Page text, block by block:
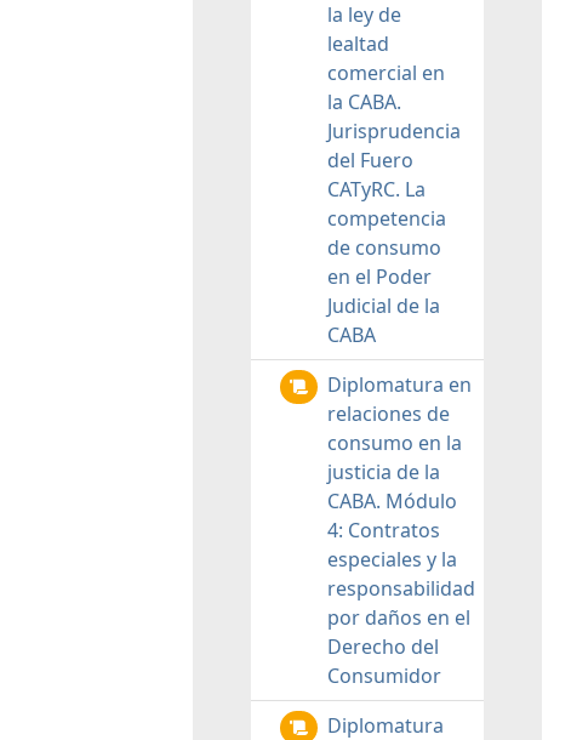
la ley de
lealtad
comercial en
la CABA.
Jurisprudencia
del Fuero
CATyRC. La
competencia
de consumo
en el Poder
Judicial de la
CABA
Diplomatura en
relaciones de
consumo en la
justicia de la
CABA. Módulo
4: Contratos
especiales y la
responsabilidad
por daños en el
Derecho del
Consumidor
Diplomatura